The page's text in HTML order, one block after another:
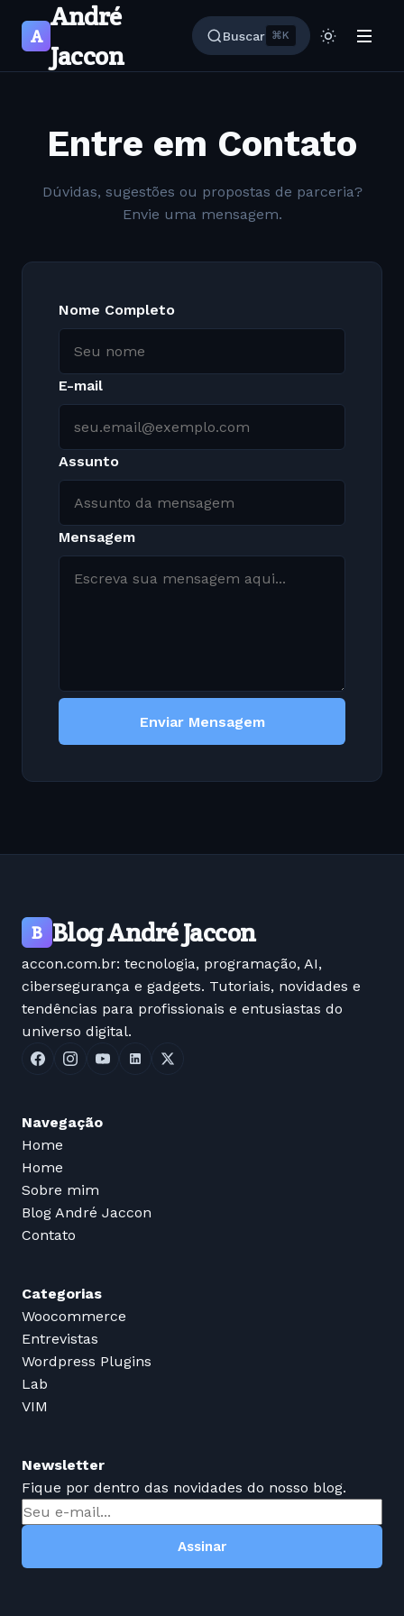
A
André
Jaccon
Buscar ⌘K
Entre em Contato
Dúvidas, sugestões ou propostas de parceria?
Envie uma mensagem.
Nome Completo
E-mail
Assunto
Mensagem
Enviar Mensagem
B Blog André Jaccon
accon.com.br: tecnologia, programação, AI,
cibersegurança e gadgets. Tutoriais, novidades e
tendências para profissionais e entusiastas do
universo digital.
Navegação
Home
Home
Sobre mim
Blog André Jaccon
Contato
Categorias
Woocommerce
Entrevistas
Wordpress Plugins
Lab
VIM
Newsletter
Fique por dentro das novidades do nosso blog.
Assinar